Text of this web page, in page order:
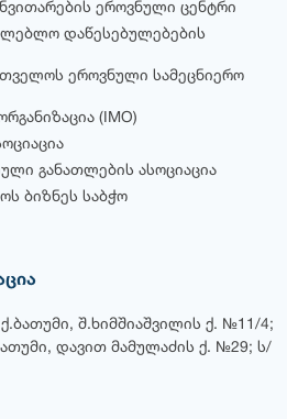
ეროვნული ცენტრი
დაწესებულებების
ეროვნული სამეცნიერო
(IMO)
განათლების ასოციაცია
ბიზნეს საბჭო
შ.ხიმშიაშვილის ქ. №11/4;
დავით მამულაძის ქ. №29; ს/